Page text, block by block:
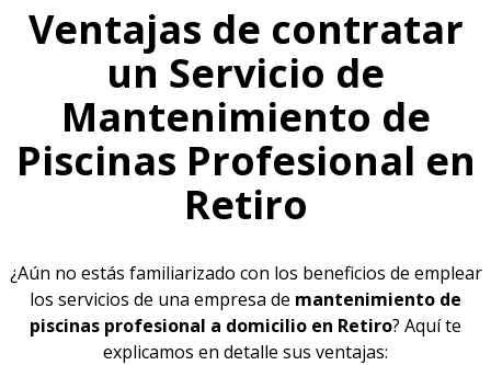
Ventajas de contratar
un Servicio de
Mantenimiento de
Piscinas Profesional en
Retiro
¿Aún no estás familiarizado con los beneficios de emplear
los servicios de una empresa de mantenimiento de
piscinas profesional a domicilio en Retiro? Aquí te
explicamos en detalle sus ventajas: